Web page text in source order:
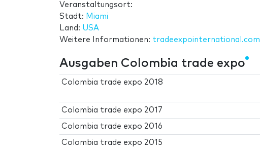
Veranstaltungsort:
Stadt: Miami
Land: USA
Weitere Informationen: tradeexpointernational.com
Ausgaben Colombia trade expo
Colombia trade expo 2018
Colombia trade expo 2017
Colombia trade expo 2016
Colombia trade expo 2015